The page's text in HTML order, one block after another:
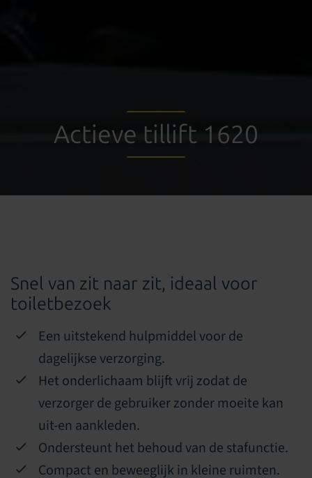
Actieve tillift 1620
Snel van zit naar zit, ideaal voor
toiletbezoek
Een uitstekend hulpmiddel voor de
dagelijkse verzorging.
Het onderlichaam blijft vrij zodat de
verzorger de gebruiker zonder moeite kan
uit-en aankleden.
Ondersteunt het behoud van de stafunctie.
Compact en beweeglijk in kleine ruimten.